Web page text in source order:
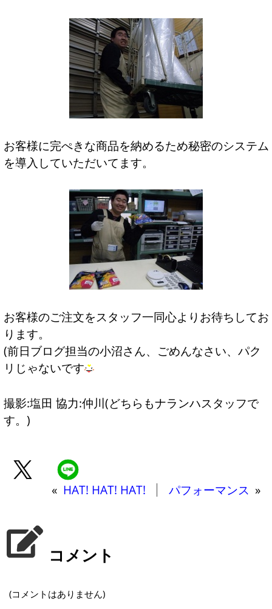
お客様に完ぺきな商品を納めるため秘密のシステム
を導入していただいてます。
お客様のご注文をスタッフ一同心よりお待ちしてお
ります。
(前日ブログ担当の小沼さん、ごめんなさい、パク
リじゃないです
撮影:塩田 協力:仲川(どちらもナランハスタッフで
す。)
« HAT! HAT! HAT! パフォーマンス »
コメント
(コメントはありません)